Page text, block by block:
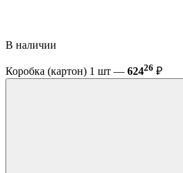
В наличии
Коробка (картон) 1 шт — 62426 ₽